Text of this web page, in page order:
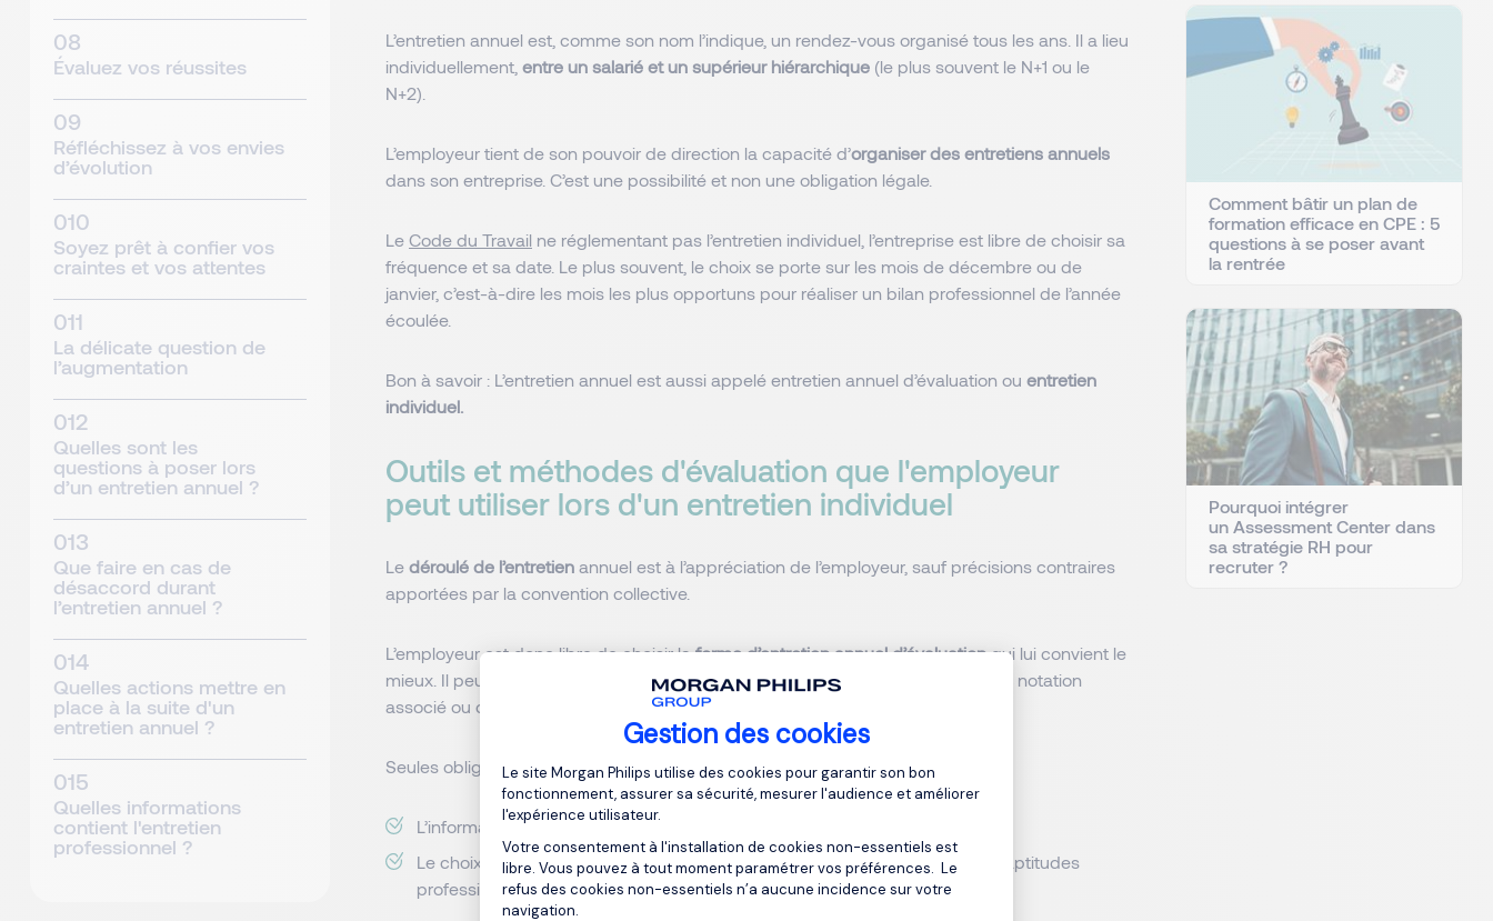
Gestion des cookies
Plateforme de Gestion du Consentement : Personnalisez vos Options
Le site Morgan Philips utilise des cookies pour garantir son bon
fonctionnement, assurer sa sécurité, mesurer l'audience et améliorer
l'expérience utilisateur.
Votre consentement à l'installation de cookies non-essentiels est
libre. Vous pouvez à tout moment paramétrer vos préférences. Le
refus des cookies non-essentiels n’a aucune incidence sur votre
navigation.
L’entretien annuel est, comme son nom l’indique, un rendez-vous organisé tous les ans. Il a lieu
individuellement, entre un salarié et un supérieur hiérarchique (le plus souvent le N+1 ou le
N+2).
L’employeur tient de son pouvoir de direction la capacité d’organiser des entretiens annuels
dans son entreprise. C’est une possibilité et non une obligation légale.
Le Code du Travail ne réglementant pas l’entretien individuel, l’entreprise est libre de choisir sa
fréquence et sa date. Le plus souvent, le choix se porte sur les mois de décembre ou de
janvier, c’est-à-dire les mois les plus opportuns pour réaliser un bilan professionnel de l’année
écoulée.
Bon à savoir : L’entretien annuel est aussi appelé entretien annuel d’évaluation ou entretien
individuel.
Outils et méthodes d'évaluation que l'employeur
peut utiliser lors d'un entretien individuel
Le déroulé de l’entretien annuel est à l’appréciation de l’employeur, sauf précisions contraires
apportées par la convention collective.
L’employeur est donc libre de choisir laforme d’entretien annuel d’évaluationqui lui convient le
mieux. Il peut, par exemple, préparer une grille d’évaluation avec un système de notation
associé ou décider d’un échange informel et oral.
Seules obligations formulées par la loi :
L’information préalable du collaborateur.
Le choix d’une méthode d’évaluation permettant l’appréciation des seules aptitudes
professionnelles.
Évaluez vos réussites
Réfléchissez à vos envies
d’évolution
Soyez prêt à confier vos
craintes et vos attentes
La délicate question de
l’augmentation
Quelles sont les
questions à poser lors
d’un entretien annuel ?
Que faire en cas de
désaccord durant
l’entretien annuel ?
Quelles actions mettre en
place à la suite d'un
entretien annuel ?
Quelles informations
contient l'entretien
professionnel ?
Comment bâtir un plan de
formation efficace en CPE : 5
questions à se poser avant
la rentrée
Pourquoi intégrer
un Assessment Center dans
sa stratégie RH pour
recruter ?